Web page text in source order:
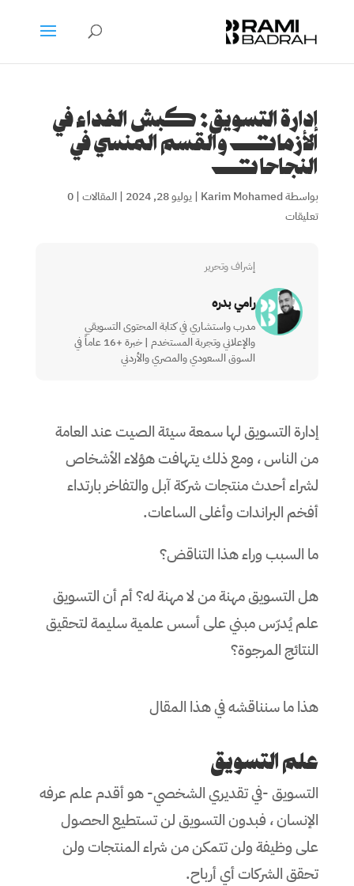
إدارة التسويق: كبش الفداء في
الأزمات والقسم المنسي في
النجاحات
بواسطةKarim Mohamed
|يوليو 28, 2024 |المقالات|
0
تعليقات
إشراف وتحرير
رامي بدره
مدرب واستشاري في كتابة المحتوى التسويقي
والإعلاني وتجربة المستخدم | خبرة +16 عاماً في
السوق السعودي والمصري والأردني
إدارة التسويق لها سمعة سيئة الصيت عند العامة
من الناس ، ومع ذلك يتهافت هؤلاء الأشخاص
لشراء أحدث منتجات شركة آبل والتفاخر بارتداء
أفخم البراندات وأغلى الساعات.
ما السبب وراء هذا التناقض؟
هل التسويق مهنة من لا مهنة له؟ أم أن التسويق
علم يُدرّس مبني على أسس علمية سليمة لتحقيق
النتائج المرجوة؟
هذا ما سنناقشه في هذا المقال
علم التسويق
التسويق -في تقديري الشخصي- هو أقدم علم عرفه
الإنسان ، فبدون التسويق لن تستطيع الحصول
على وظيفة ولن تتمكن من شراء المنتجات ولن
تحقق الشركات أي أرباح.